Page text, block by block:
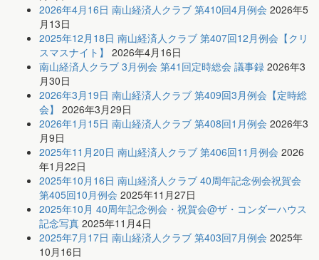
2026年4月16日 南山経済人クラブ 第410回4月例会 2026年5
月13日
2025年12月18日 南山経済人クラブ 第407回12月例会【クリ
スマスナイト】 2026年4月16日
南山経済人クラブ 3月例会 第41回定時総会 議事録 2026年3
月30日
2026年3月19日 南山経済人クラブ 第409回3月例会【定時総
会】 2026年3月29日
2026年1月15日 南山経済人クラブ 第408回1月例会 2026年3
月9日
2025年11月20日 南山経済人クラブ 第406回11月例会 2026
年1月22日
2025年10月16日 南山経済人クラブ 40周年記念例会祝賀会
第405回10月例会 2025年11月27日
2025年10月 40周年記念例会・祝賀会@ザ・コンダーハウス
記念写真 2025年11月4日
2025年7月17日 南山経済人クラブ 第403回7月例会 2025年
10月16日